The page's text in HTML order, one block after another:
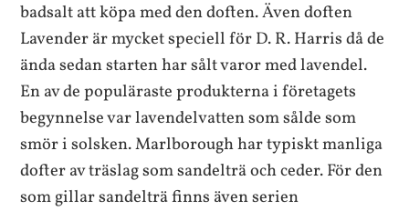
badsalt att köpa med den doften. Även doften
Lavender är mycket speciell för D. R. Harris då de
ända sedan starten har sålt varor med lavendel.
En av de populäraste produkterna i företagets
begynnelse var lavendelvatten som sålde som
smör i solsken. Marlborough har typiskt manliga
dofter av träslag som sandelträ och ceder. För den
som gillar sandelträ finns även serien